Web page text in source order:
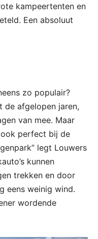
kampeertenten en
Een absoluut
zo populair?
de afgelopen jaren,
van mee. Maar
perfect bij de
legt Louwers
kunnen
trekken en door
eens weinig wind.
wordende